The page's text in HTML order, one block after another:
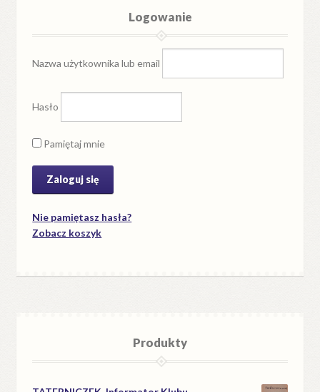
Logowanie
Nazwa użytkownika lub email
Hasło
Pamiętaj mnie
Nie pamiętasz hasła?
Zobacz koszyk
Produkty